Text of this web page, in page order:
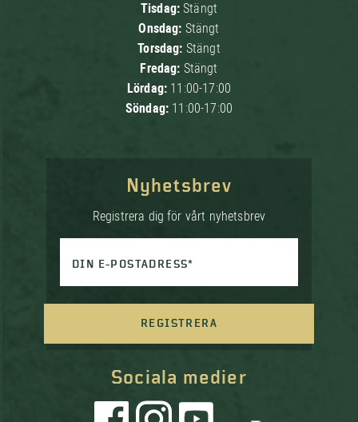
Tisdag:Stängt
Onsdag: Stängt
Torsdag: Stängt
Fredag: Stängt
Lördag: 11:00-17:00
Söndag: 11:00-17:00
Sociala medier
Nyhetsbrev
Registrera dig för vårt nyhetsbrev
DIN E-POSTADRESS*
REGISTRERA